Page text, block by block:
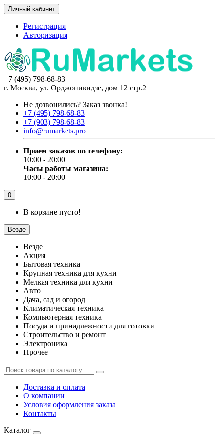
Личный кабинет
Регистрация
Авторизация
+7 (495) 798-68-83
г. Москва, ул. Орджоникидзе, дом 12 стр.2
Не дозвонились? Заказ звонка!
+7 (495) 798-68-83
+7 (903) 798-68-83
info@rumarkets.pro
Прием заказов по телефону:
10:00 - 20:00
Часы работы магазина:
10:00 - 20:00
0
В корзине пусто!
Везде
Везде
Акция
Бытовая техника
Крупная техника для кухни
Мелкая техника для кухни
Авто
Дача, сад и огород
Климатическая техника
Компьютерная техника
Посуда и принадлежности для готовки
Строительство и ремонт
Электроника
Прочее
Доставка и оплата
О компании
Условия оформления заказа
Контакты
Каталог